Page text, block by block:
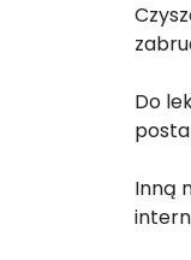
Do
Inną